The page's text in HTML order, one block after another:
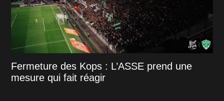
Fermeture des Kops : L’ASSE prend une
mesure qui fait réagir